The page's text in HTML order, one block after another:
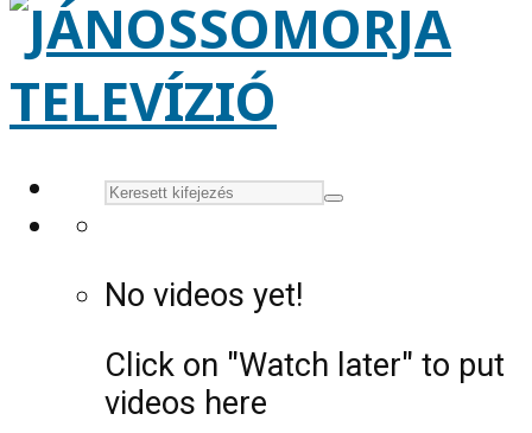
No videos yet!
Click on "Watch later" to put
videos here